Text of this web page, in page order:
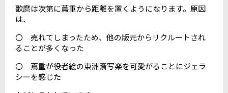
歌麿は次第に蔦重から距離を置くようになります。原因
は、
〇 売れてしまったため、他の版元からリクルートされ
ることが多くなった
〇 蔦重が役者絵の東洲斎写楽を可愛がることにジェラ
シーを感じた